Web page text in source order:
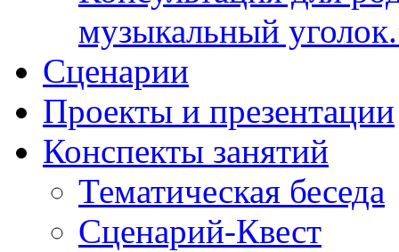
музыкальный
Cценарии
Проекты и презентации
Конспекты занятий
Тематическая беседа
Сценарий-Квест